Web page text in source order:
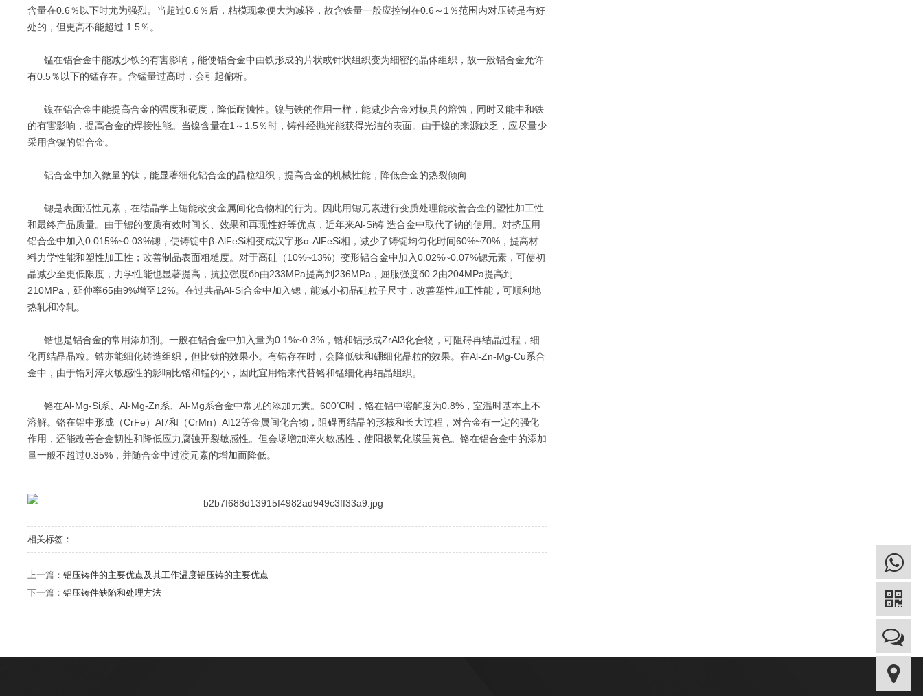
含量在0.6％以下时尤为强烈。当超过0.6％后，粘模现象便大为减轻，故含铁量一般应控制在0.6～1％范围内对压铸是有好
处的，但更高不能超过 1.5％。
锰在铝合金中能减少铁的有害影响，能使铝合金中由铁形成的片状或针状组织变为细密的晶体组织，故一般铝合金允许
有0.5％以下的锰存在。含锰量过高时，会引起偏析。
镍在铝合金中能提高合金的强度和硬度，降低耐蚀性。镍与铁的作用一样，能减少合金对模具的熔蚀，同时又能中和铁
的有害影响，提高合金的焊接性能。当镍含量在1～1.5％时，铸件经抛光能获得光洁的表面。由于镍的来源缺乏，应尽量少
采用含镍的铝合金。
铝合金中加入微量的钛，能显著细化铝合金的晶粒组织，提高合金的机械性能，降低合金的热裂倾向
锶是表面活性元素，在结晶学上锶能改变金属间化合物相的行为。因此用锶元素进行变质处理能改善合金的塑性加工性
和最终产品质量。由于锶的变质有效时间长、效果和再现性好等优点，近年来Al-Si铸 造合金中取代了钠的使用。对挤压用
铝合金中加入0.015%~0.03%锶，使铸锭中β-AlFeSi相变成汉字形α-AlFeSi相，减少了铸锭均匀化时间60%~70%，提高材
料力学性能和塑性加工性；改善制品表面粗糙度。对于高硅（10%~13%）变形铝合金中加入0.02%~0.07%锶元素，可使初
晶减少至更低限度，力学性能也显著提高，抗拉强度бb由233MPa提高到236MPa，屈服强度б0.2由204MPa提高到
210MPa，延伸率б5由9%增至12%。在过共晶Al-Si合金中加入锶，能减小初晶硅粒子尺寸，改善塑性加工性能，可顺利地
热轧和冷轧。
锆也是铝合金的常用添加剂。一般在铝合金中加入量为0.1%~0.3%，锆和铝形成ZrAl3化合物，可阻碍再结晶过程，细
化再结晶晶粒。锆亦能细化铸造组织，但比钛的效果小。有锆存在时，会降低钛和硼细化晶粒的效果。在Al-Zn-Mg-Cu系合
金中，由于锆对淬火敏感性的影响比铬和锰的小，因此宜用锆来代替铬和锰细化再结晶组织。
铬在Al-Mg-Si系、Al-Mg-Zn系、Al-Mg系合金中常见的添加元素。600℃时，铬在铝中溶解度为0.8%，室温时基本上不
溶解。铬在铝中形成（CrFe）Al7和（CrMn）Al12等金属间化合物，阻碍再结晶的形核和长大过程，对合金有一定的强化
作用，还能改善合金韧性和降低应力腐蚀开裂敏感性。但会场增加淬火敏感性，使阳极氧化膜呈黄色。铬在铝合金中的添加
量一般不超过0.35%，并随合金中过渡元素的增加而降低。
相关标签：
上一篇：铝压铸件的主要优点及其工作温度铝压铸的主要优点
下一篇：铝压铸件缺陷和处理方法